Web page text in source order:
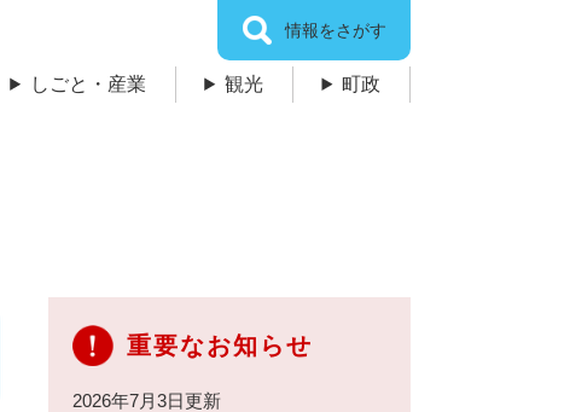
情報をさがす
しごと・産業 観光 町政
重要なお知らせ
2026年7月3日更新